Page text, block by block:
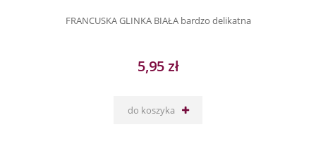
FRANCUSKA GLINKA BIAŁA bardzo delikatna
5,95 zł
do koszyka